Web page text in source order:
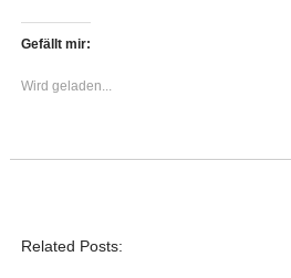
Gefällt mir:
Wird geladen...
Related Posts: